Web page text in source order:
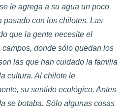
le agrega a su agua un poco
pasado con los chilotes. Las
que la gente necesite el
donde sólo quedan los
las que han cuidado la familia
cultura. Al chilote le
su sentido ecológico. Antes
se botaba. Sólo algunas cosas